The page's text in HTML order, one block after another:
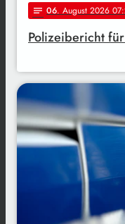
notes 06. August 2026
Polizeibericht